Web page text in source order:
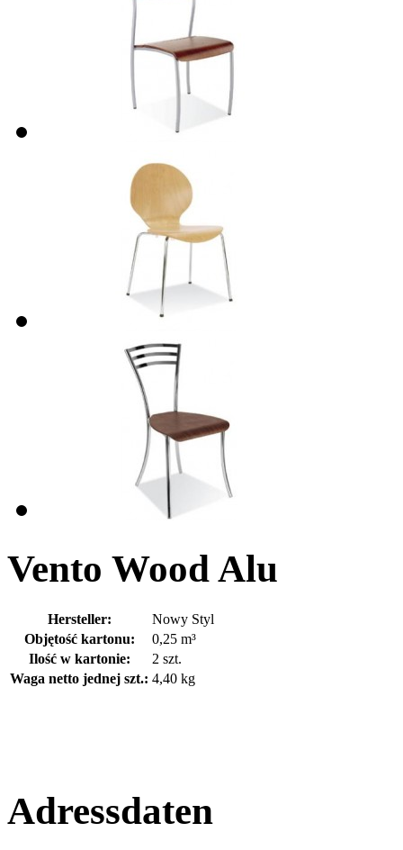
Vento Wood Alu
Hersteller:
Nowy Styl
Objętość kartonu:
0,25 m³
Ilość w kartonie:
2 szt.
Waga netto jednej szt.: 4,40 kg
Adressdaten